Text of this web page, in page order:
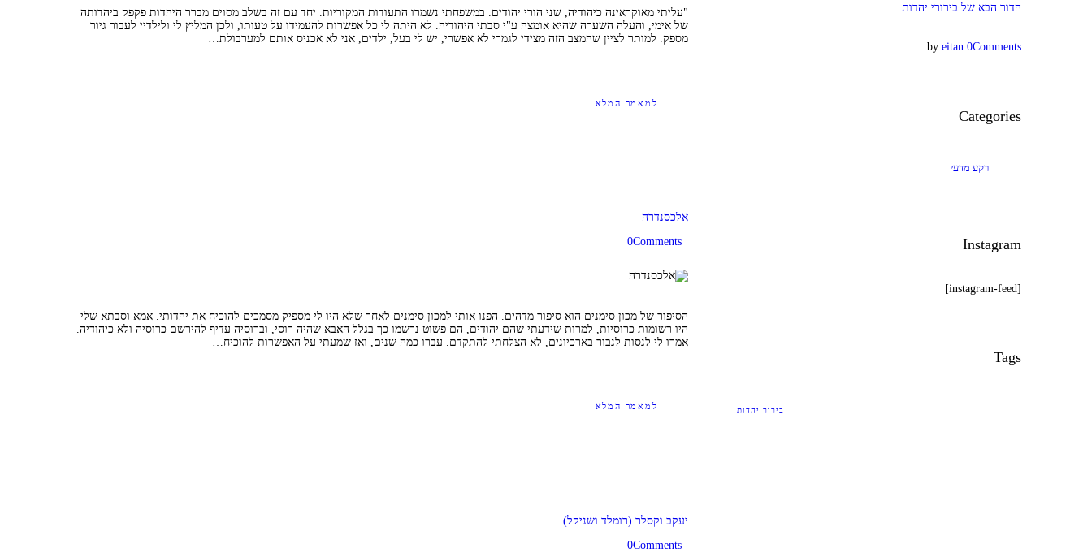
"עליתי מאוקראינה כיהודיה, שני הורי יהודים. במשפחתי נשמרו התעודות המקוריות. יחד עם זה בשלב מסוים מברר היהדות פקפק ביהדותה
של אימי, והעלה השערה שהיא אומצה ע"י סבתי היהודיה. לא היתה לי כל אפשרות להעמידו על טעותו, ולכן המליץ לי ולילדיי לעבור גיור
מספק. למותר לציין שהמצב הזה מצידי לגמרי לא אפשרי, יש לי בעל, ילדים, אני לא אכניס אותם למערבולת…
למאמר המלא
אלכסנדרה
0Comments
הסיפור של מכון סימנים הוא סיפור מדהים. הפנו אותי למכון סימנים לאחר שלא היו לי מספיק מסמכים להוכיח את יהדותי. אמא וסבתא שלי
היו רשומות כרוסיות, למרות שידעתי שהם יהודים, הם פשוט נרשמו כך בגלל האבא שהיה רוסי, וברוסיה עדיף להירשם כרוסיה ולא כיהודיה.
אמרו לי לנסות לנבור בארכיונים, לא הצלחתי להתקדם. עברו כמה שנים, ואז שמעתי על האפשרות להוכיח…
למאמר המלא
יעקב וקסלר (רומלד ושניקל)
0Comments
הדור הבא של בירורי יהדות
by eitan 0Comments
Categories
רקע מדעי
Instagram
[instagram-feed]
Tags
בירור יהדות